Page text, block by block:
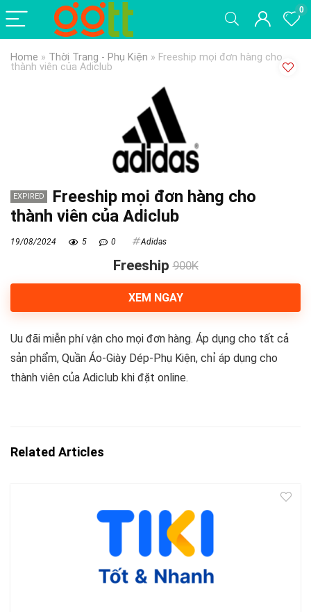
0
Home » Thời Trang - Phụ Kiện » Freeship mọi đơn hàng cho
thành viên của Adiclub
EXPIRED
Freeship mọi đơn hàng cho
thành viên của Adiclub
19/08/2024 5 0 Adidas
Freeship 900K
XEM NGAY
Uu đãi miễn phí vận cho mọi đơn hàng. Áp dụng cho tất cả
sản phẩm, Quần Áo-Giày Dép-Phụ Kiện, chỉ áp dụng cho
thành viên của Adiclub khi đặt online.
Related Articles